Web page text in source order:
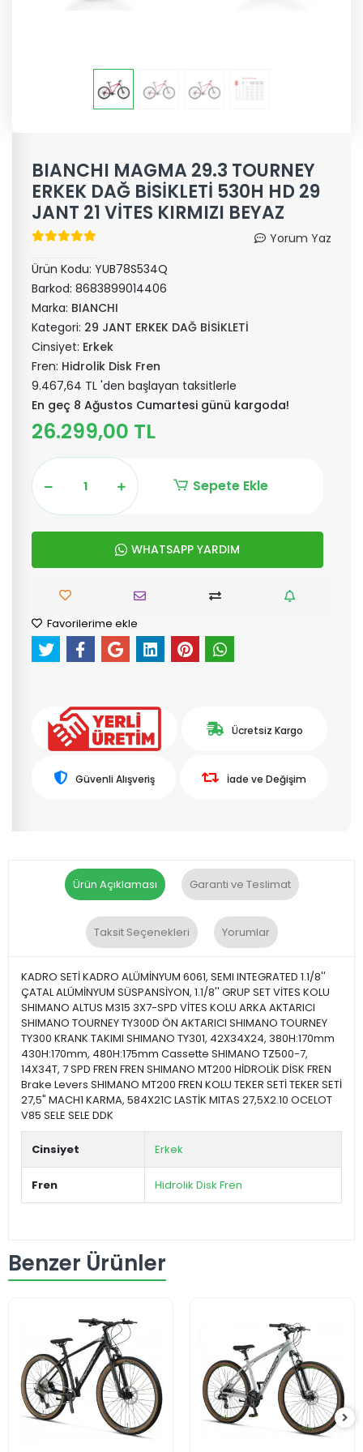
BIANCHI MAGMA 29.3 TOURNEY
ERKEK DAĞ BİSİKLETİ 530H HD 29
JANT 21 VİTES KIRMIZI BEYAZ
Yorum Yaz
Ürün Kodu: YUB78S534Q
Barkod: 8683899014406
Marka: BIANCHI
Kategori: 29 JANT ERKEK DAĞ BİSİKLETİ
Cinsiyet: Erkek
Fren: Hidrolik Disk Fren
9.467,64 TL 'den başlayan taksitlerle
En geç 8 Ağustos Cumartesi günü kargoda!
26.299,00 TL
Sepete Ekle
WHATSAPP YARDIM
Favorilerime ekle
Ücretsiz Kargo
Güvenli Alışveriş İade ve Değişim
Ürün Açıklaması Garanti ve Teslimat
Taksit Seçenekleri Yorumlar
KADRO SETİ KADRO ALÜMİNYUM 6061, SEMI INTEGRATED 1.1/8''
ÇATAL ALÜMİNYUM SÜSPANSİYON, 1.1/8'' GRUP SET VİTES KOLU
SHIMANO ALTUS M315 3X7-SPD VİTES KOLU ARKA AKTARICI
SHIMANO TOURNEY TY300D ÖN AKTARICI SHIMANO TOURNEY
TY300 KRANK TAKIMI SHIMANO TY301, 42X34X24, 380H:170mm
430H:170mm, 480H:175mm Cassette SHIMANO TZ500-7,
14X34T, 7 SPD FREN FREN SHIMANO MT200 HİDROLİK DİSK FREN
Brake Levers SHIMANO MT200 FREN KOLU TEKER SETİ TEKER SETİ
27,5" MACH1 KARMA, 584X21C LASTİK MITAS 27,5X2.10 OCELOT
V85 SELE SELE DDK
Cinsiyet Erkek
Fren Hidrolik Disk Fren
Benzer Ürünler